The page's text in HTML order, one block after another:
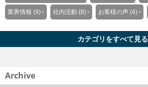
業界情報 (9) 社内活動 (8) お客様の声 (4)
カテゴリをすべて見る
Archive